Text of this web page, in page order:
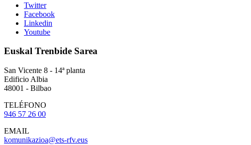
Twitter
Facebook
Linkedin
Youtube
Euskal Trenbide Sarea
San Vicente 8 - 14ª planta
Edificio Albia
48001 - Bilbao
TELÉFONO
946 57 26 00
EMAIL
komunikazioa@ets-rfv.eus